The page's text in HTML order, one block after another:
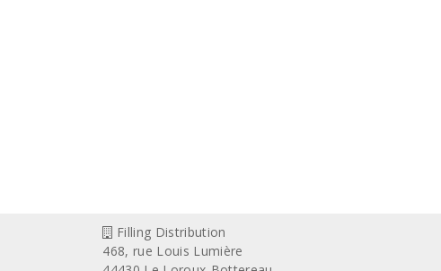
Filling Distribution
468, rue Louis Lumière